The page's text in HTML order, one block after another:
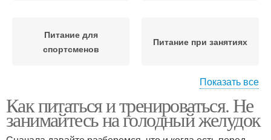
Питание для
спортсменов
Питание при занятиях
Правильное питание Рациональное питание
Показать все
Как питаться и тренироваться. Не
занимайтесь на голодный желудок